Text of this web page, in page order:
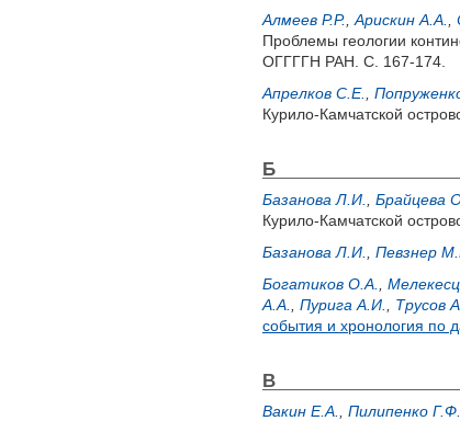
Алмеев Р.Р. Арискин A.A.
Проблемы геологии
ОГГГГН РАН. С. 167-174.
Апрелков С.Е.
Курило-Камчатской
Б
Базанова Л.И. Брайцева
Курило-Камчатской
Базанова Л.И.
Певзнер
Богатиков О.А.
А.А.
Пурига А.И. Трусов
события и хронология по
В
Вакин Е.А. Пилипенко Г.Ф.